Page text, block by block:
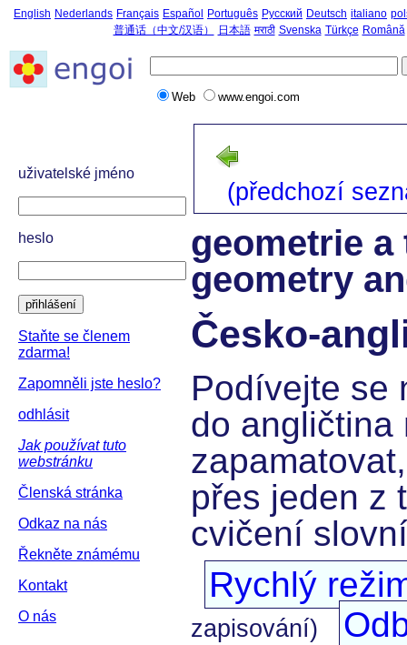
English Nederlands Français Español Português Русский Deutsch italiano
普通话（中文/汉语）
日本語 मराठी Svenska Türkçe Română
Web www.engoi.com
uživatelské jméno
heslo
přihlášení
Staňte se členem
zdarma!
Zapomněli jste heslo?
odhlásit
Jak používat tuto
webstránku
Členská stránka
Odkaz na nás
Řekněte známému
Kontakt
O nás
(předchozí
geometrie
geometry
Česko-
Podívejte se
do angličtina
přes jeden z
cvičení
Rychlý
zapisování)